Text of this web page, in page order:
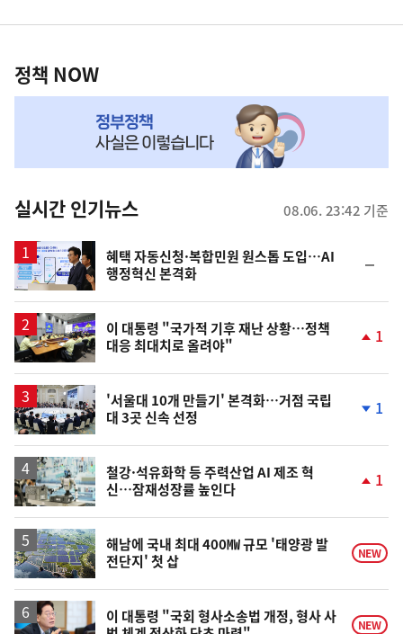
영
책
NOW,
뉴
스
정책 NOW
실시간 인기뉴스 08.06. 23:42 기준
혜택 자동신청·복합민원 원스톱 도입…AI
행정혁신 본격화
일
이 대통령 "국가적 기후 재난 상황…정책
대응 최대치로 올려야"
상
1
'서울대 10개 만들기' 본격화…거점 국립
대 3곳 신속 선정
하
1
철강·석유화학 등 주력산업 AI 제조 혁
신…잠재성장률 높인다
상
승
1
해남에 국내 최대 400㎿ 규모 '태양광 발
전단지' 첫 삽
NEW
이 대통령 "국회 형사소송법 개정, 형사 사
NEW